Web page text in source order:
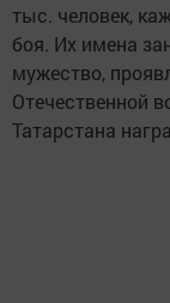
тыс. человек,
боя. Их имена
мужество,
Отечественной
Татарстана